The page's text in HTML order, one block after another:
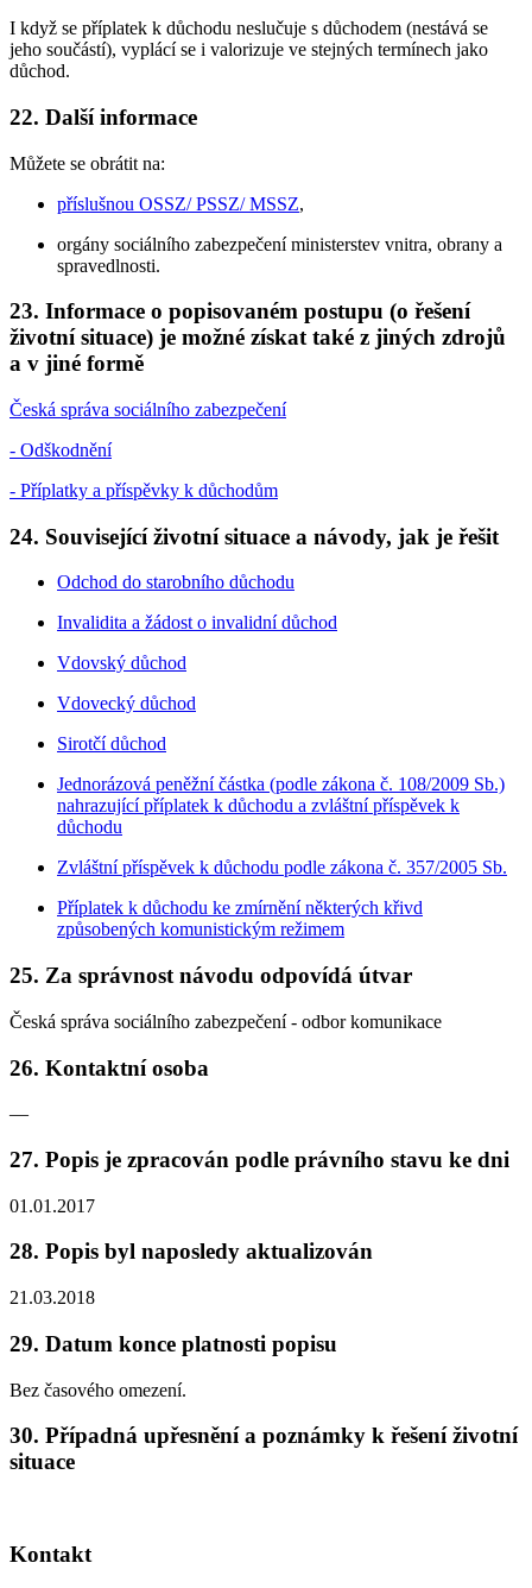
I když se příplatek k důchodu neslučuje s důchodem (nestává se
jeho součástí), vyplácí se i valorizuje ve stejných termínech jako
důchod.
22. Další informace
Můžete se obrátit na:
příslušnou OSSZ/ PSSZ/ MSSZ,
orgány sociálního zabezpečení ministerstev vnitra, obrany a
spravedlnosti.
23. Informace o popisovaném postupu (o řešení
životní situace) je možné získat také z jiných zdrojů
a v jiné formě
Česká správa sociálního zabezpečení
- Odškodnění
- Příplatky a příspěvky k důchodům
24. Související životní situace a návody, jak je řešit
Odchod do starobního důchodu
Invalidita a žádost o invalidní důchod
Vdovský důchod
Vdovecký důchod
Sirotčí důchod
Jednorázová peněžní částka (podle zákona č. 108/2009 Sb.)
nahrazující příplatek k důchodu a zvláštní příspěvek k
důchodu
Zvláštní příspěvek k důchodu podle zákona č. 357/2005 Sb.
Příplatek k důchodu ke zmírnění některých křivd
způsobených komunistickým režimem
25. Za správnost návodu odpovídá útvar
Česká správa sociálního zabezpečení - odbor komunikace
26. Kontaktní osoba
—
27. Popis je zpracován podle právního stavu ke dni
01.01.2017
28. Popis byl naposledy aktualizován
21.03.2018
29. Datum konce platnosti popisu
Bez časového omezení.
30. Případná upřesnění a poznámky k řešení životní
situace
Kontakt